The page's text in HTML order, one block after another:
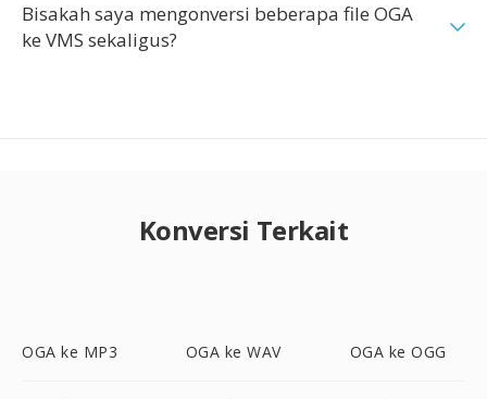
Bisakah saya mengonversi beberapa file OGA
ke VMS sekaligus?
Konversi Terkait
OGA ke MP3 OGA ke WAV OGA ke OGG